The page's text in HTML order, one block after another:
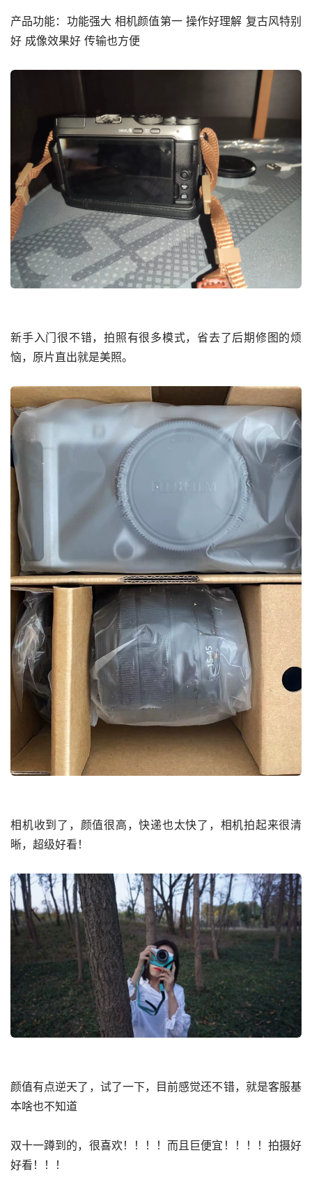
产品功能：功能强大 相机颜值第一 操作好理解 复古风特别
好 成像效果好 传输也方便
新手入门很不错，拍照有很多模式，省去了后期修图的烦
恼，原片直出就是美照。
相机收到了，颜值很高，快递也太快了，相机拍起来很清
晰，超级好看！
颜值有点逆天了，试了一下，目前感觉还不错，就是客服基
本啥也不知道
双十一蹲到的，很喜欢！！！！而且巨便宜！！！！拍摄好
好看！！！